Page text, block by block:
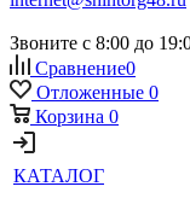
Звоните с 8:00 до
Сравнение0
Отложенные 0
Корзина 0
КАТАЛОГ